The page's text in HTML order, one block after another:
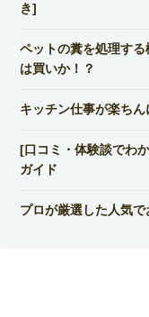
き]
ペットの糞を処理す
は買いか！？
キッチン仕事が楽ち
[口コミ・体験談でわ
ガイド
プロが厳選した人気